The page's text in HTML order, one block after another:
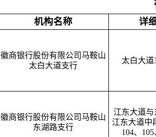
机构名称 详
徽商银行股份有限公司马鞍山
太白大道支行
太白大道
徽商银行股份有限公司马鞍山
东湖路支行
江东大道
江东大道中
104、